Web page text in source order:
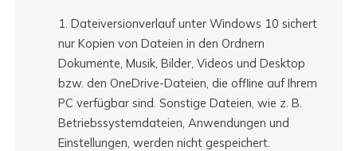
1. Dateiversionverlauf unter Windows 10 sichert
nur Kopien von Dateien in den Ordnern
Dokumente, Musik, Bilder, Videos und Desktop
bzw. den OneDrive-Dateien, die offline auf Ihrem
PC verfügbar sind. Sonstige Dateien, wie z. B.
Betriebssystemdateien, Anwendungen und
Einstellungen, werden nicht gespeichert.